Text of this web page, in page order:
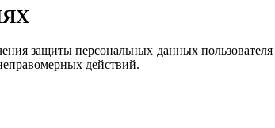
защиты персональных данных
действий.